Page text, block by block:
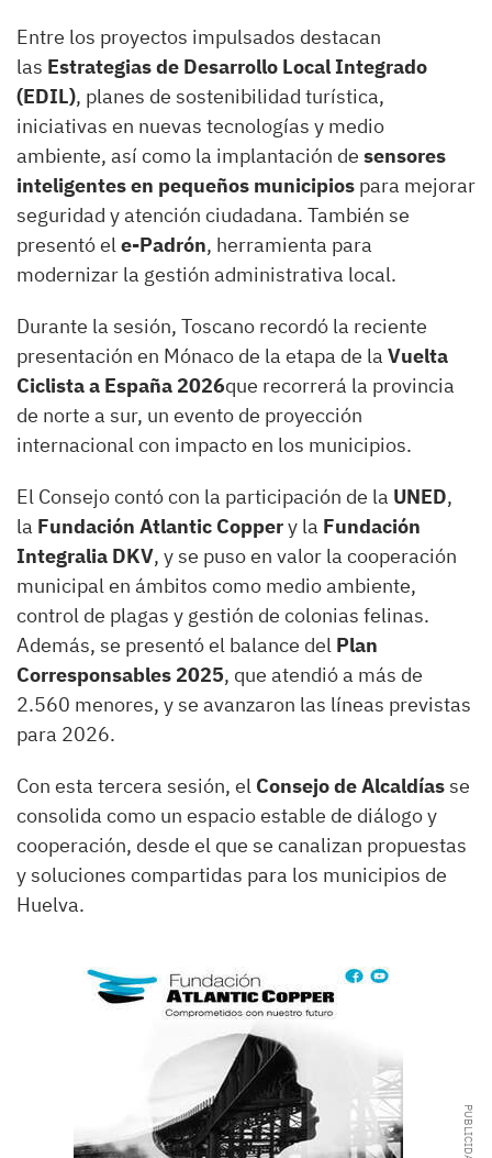
Entre los proyectos impulsados destacan
las Estrategias de Desarrollo Local Integrado
(EDIL), planes de sostenibilidad turística,
iniciativas en nuevas tecnologías y medio
ambiente, así como la implantación de sensores
inteligentes en pequeños municipios para mejorar
seguridad y atención ciudadana. También se
presentó el e-Padrón, herramienta para
modernizar la gestión administrativa local.
Durante la sesión, Toscano recordó la reciente
presentación en Mónaco de la etapa de la Vuelta
Ciclista a España 2026que recorrerá la provincia
de norte a sur, un evento de proyección
internacional con impacto en los municipios.
El Consejo contó con la participación de la UNED,
la Fundación Atlantic Coppery la Fundación
Integralia DKV, y se puso en valor la cooperación
municipal en ámbitos como medio ambiente,
control de plagas y gestión de colonias felinas.
Además, se presentó el balance del Plan
Corresponsables 2025, que atendió a más de
2.560 menores, y se avanzaron las líneas previstas
para 2026.
Con esta tercera sesión, el Consejo de Alcaldíasse
consolida como un espacio estable de diálogo y
cooperación, desde el que se canalizan propuestas
y soluciones compartidas para los municipios de
Huelva.